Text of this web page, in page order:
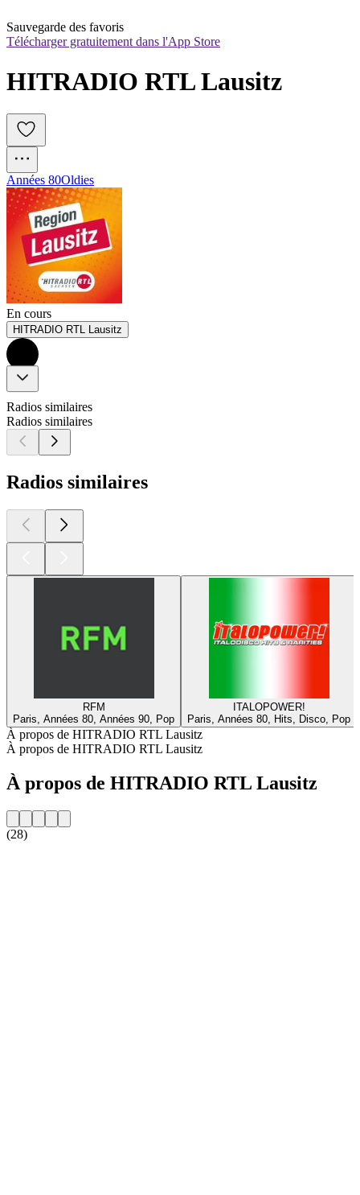
Sauvegarde des favoris
Télécharger gratuitement dans l'App Store
HITRADIO RTL Lausitz
Années 80Oldies
En cours
HITRADIO RTL Lausitz
Radios similaires
Radios similaires
Radios similaires
RFM
Paris, Années 80, Années 90, Pop
ITALOPOWER!
Paris, Années 80, Hits, Disco, Pop
À propos de HITRADIO RTL Lausitz
À propos de HITRADIO RTL Lausitz
À propos de HITRADIO RTL Lausitz
(28)